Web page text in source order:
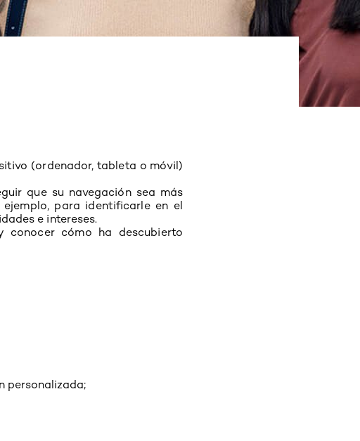
(ordenador, tableta o móvil)
que su navegación sea más
para identificarle en el
e intereses.
conocer cómo ha descubierto
personalizada;